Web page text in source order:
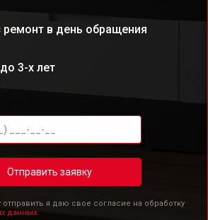
ремонт в день обращения
3-х лет
Отправить заявку
я даю свое согласие на обработку
данных.